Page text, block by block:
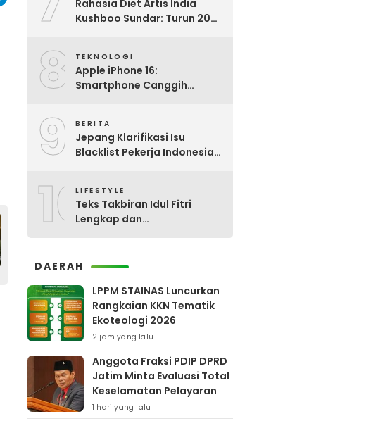
Rahasia Diet Artis India
Kushboo Sundar: Turun 20
8 TEKNOLOGI
Apple iPhone 16:
Smartphone Canggih
9 BERITA
Jepang Klarifikasi Isu
Blacklist Pekerja Indonesia,
10LIFESTYLE
Teks Takbiran Idul Fitri
Lengkap dan
DAERAH
LPPM STAINAS Luncurkan
Rangkaian KKN Tematik
Ekoteologi 2026
2 jam yang lalu
Anggota Fraksi PDIP DPRD
Jatim Minta Evaluasi Total
Keselamatan Pelayaran
1 hari yang lalu